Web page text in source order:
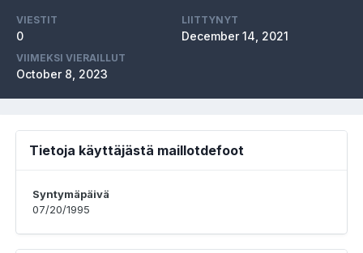
VIESTIT
0
LIITTYNYT
December 14, 2021
VIIMEKSI VIERAILLUT
October 8, 2023
Tietoja käyttäjästä maillotdefoot
Syntymäpäivä
07/20/1995